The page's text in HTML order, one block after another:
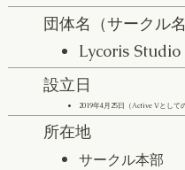
団体名（サークル名
Lycoris Studio
設立日
2019年4月25日（Active Vとして
所在地
サークル本部